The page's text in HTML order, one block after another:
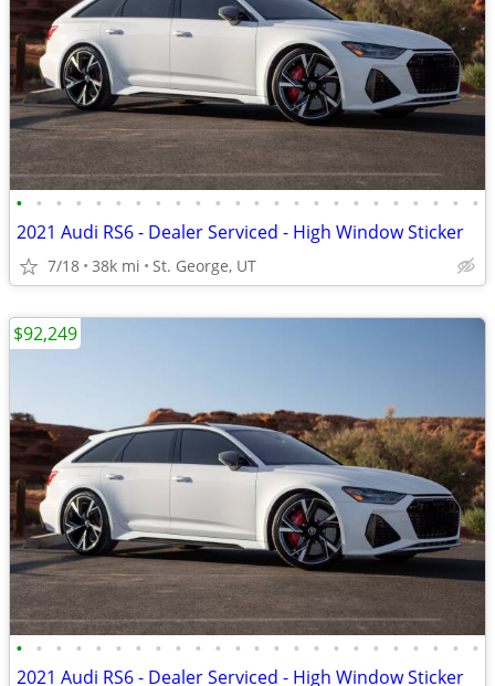
• • • • • • • • • • • • • • • • • • • • • • • •
2021 Audi RS6 - Dealer Serviced - High Window Sticker
7/18 38k mi St. George, UT
• • • • • • • • • • • • • • • • • • • • • • • •
2021 Audi RS6 - Dealer Serviced - High Window Sticker
$92,249